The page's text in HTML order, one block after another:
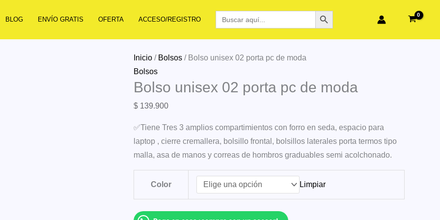
BLOG ENVÍO GRATIS OFERTA ACCESO/REGISTRO
BUSCAR: BOTÓN DE BÚSQUEDA
Inicio / Bolsos / Bolso unisex 02 porta pc de moda
Bolsos
Bolso unisex 02 porta pc de moda
$ 139.900
✅Tiene Tres 3 amplios compartimientos con forro en seda, espacio para
laptop , cierre cremallera, bolsillo frontal, bolsillos laterales porta termos tipo
malla, asa de manos y correas de hombros graduables semi acolchonado.
Color Limpiar